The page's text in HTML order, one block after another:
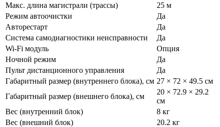
Макс. длина магистрали (трассы)
25 м
Режим автоочистки
Да
Авторестарт
Да
Система самодиагностики неисправности
Да
Wi-Fi модуль
Опция
Ночной режим
Да
Пульт дистанционного управления
Да
Габаритный размер (внутреннего блока), см 27 × 72 × 49.5 см
Габаритный размер (внешнего блока), см
20 × 72.9 × 29.2
см
Вес (внутренний блок)
8 кг
Вес (внешний блок)
20.2 кг